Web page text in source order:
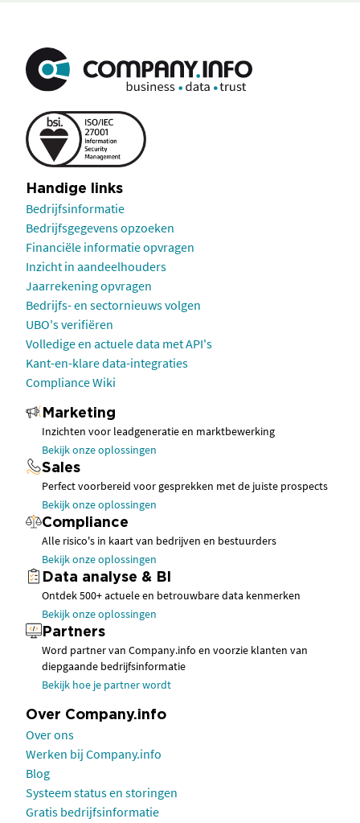
Handige links
Bedrijfsinformatie
Bedrijfsgegevens opzoeken
Financiële informatie opvragen
Inzicht in aandeelhouders
Jaarrekening opvragen
Bedrijfs- en sectornieuws volgen
UBO's verifiëren
Volledige en actuele data met API's
Kant-en-klare data-integraties
Compliance Wiki
Marketing
Inzichten voor leadgeneratie en marktbewerking
Bekijk onze oplossingen
Sales
Perfect voorbereid voor gesprekken met de juiste prospects
Bekijk onze oplossingen
Compliance
Alle risico's in kaart van bedrijven en bestuurders
Bekijk onze oplossingen
Data analyse & BI
Ontdek 500+ actuele en betrouwbare data kenmerken
Bekijk onze oplossingen
Partners
Word partner van Company.info en voorzie klanten van
diepgaande bedrijfsinformatie
Bekijk hoe je partner wordt
Over Company.info
Over ons
Werken bij Company.info
Blog
Systeem status en storingen
Gratis bedrijfsinformatie